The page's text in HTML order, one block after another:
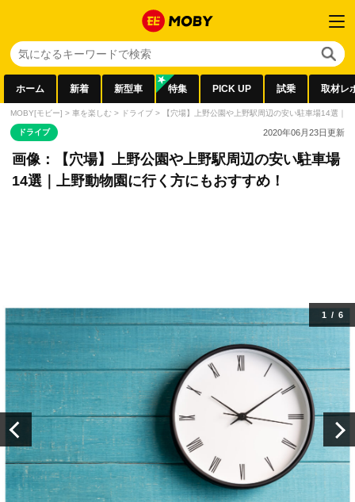
ホーム 新着 新型車 特集 PICK UP 試乗 取材レ
MOBY[モビー] > 車を楽しむ > ドライブ > 【穴場】上野公園や上野駅周辺の安い駐車場14選｜
ドライブ 2020年06月23日更新
画像：【穴場】上野公園や上野駅周辺の安い駐車場
14選｜上野動物園に行く方にもおすすめ！
1/ 6